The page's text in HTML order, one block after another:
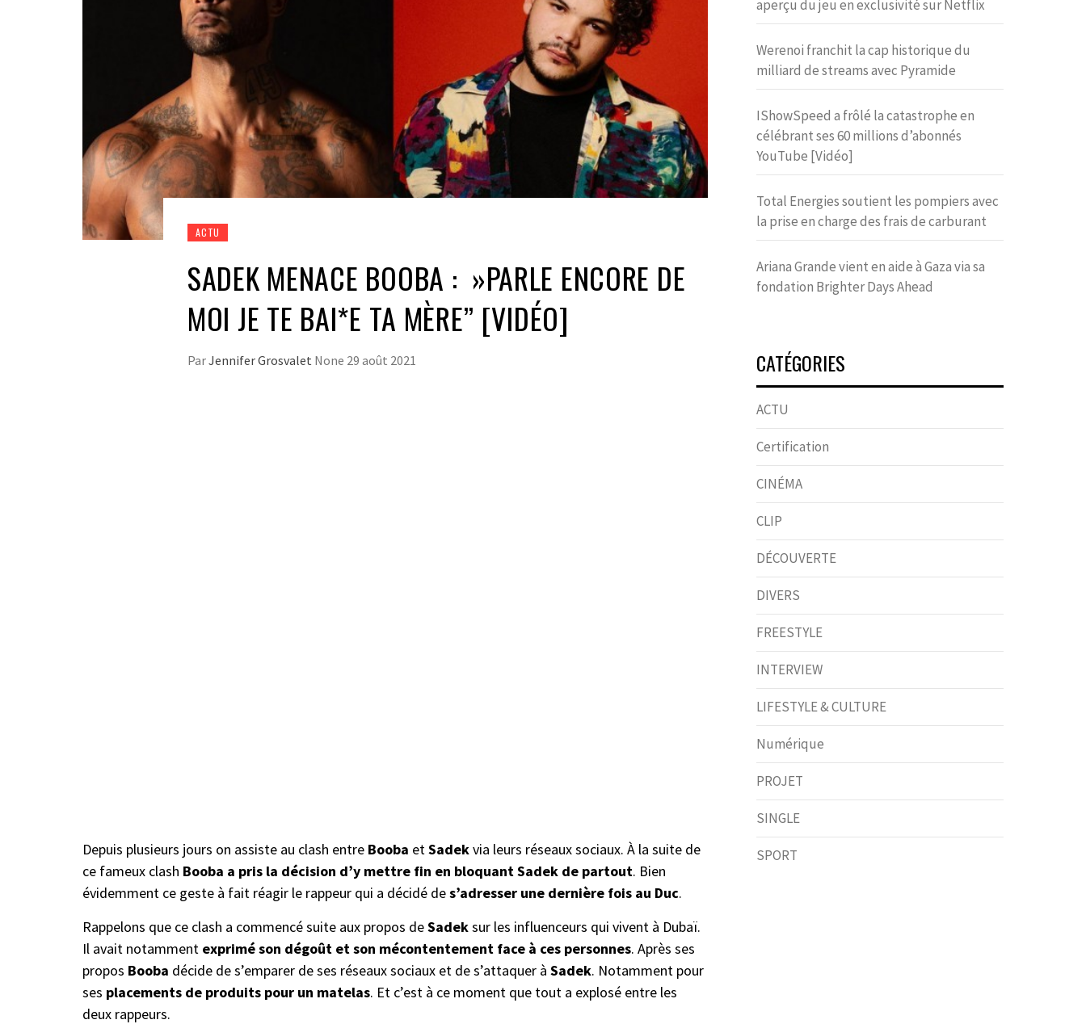
ACTU
SADEK MENACE BOOBA : »PARLE ENCORE DE
MOI JE TE BAI*E TA MÈRE’’ [VIDÉO]
ParJennifer Grosvalet None 29 août 2021
Depuis plusieurs jours on assiste au clash entre Booba etSadekvia leurs réseaux sociaux. À la suite de
ce fameux clash Booba a pris la décision d’y mettre fin en bloquant Sadek de partout. Bien
évidemment ce geste à fait réagir le rappeur qui a décidé des’adresser une dernière fois au Duc.
Rappelons que ce clash a commencé suite aux propos deSadeksur les influenceurs qui vivent à Dubaï.
Il avait notamment exprimé son dégoût et son mécontentement face à ces personnes. Après ses
propos Booba décide de s’emparer de ses réseaux sociaux et de s’attaquer à Sadek. Notamment pour
ses placements de produits pour un matelas. Et c’est à ce moment que tout a explosé entre les
deux rappeurs.
aperçu du jeu en exclusivité sur Netflix
Werenoi franchit la cap historique du
milliard de streams avec Pyramide
IShowSpeed a frôlé la catastrophe en
célébrant ses 60 millions d’abonnés
YouTube [Vidéo]
Total Energies soutient les pompiers avec
la prise en charge des frais de carburant
Ariana Grande vient en aide à Gaza via sa
fondation Brighter Days Ahead
CATÉGORIES
ACTU
Certification
CINÉMA
CLIP
DÉCOUVERTE
DIVERS
FREESTYLE
INTERVIEW
LIFESTYLE & CULTURE
Numérique
PROJET
SINGLE
SPORT